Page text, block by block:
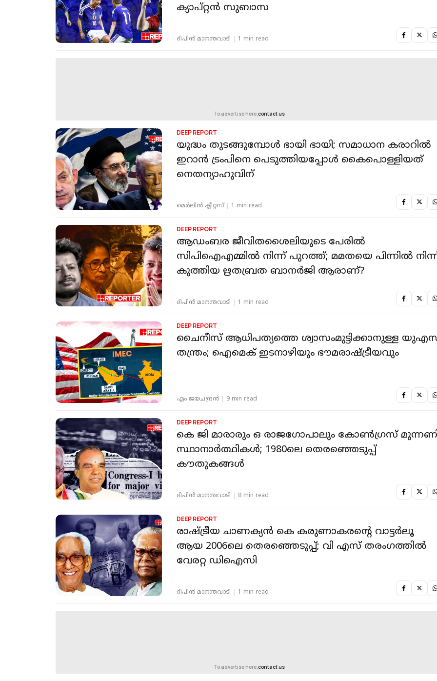
ക്യാപ്റ്റൻ സുബാസ
ദിപിന്‍ മാനന്തവാടി 1 min read
To advertise here,contact us
DEEP REPORT
യുദ്ധം തുടങ്ങുമ്പോൾ ഭായി ഭായി; സമാധാന കരാറിൽ
ഇറാൻ ട്രംപിനെ പെടുത്തിയപ്പോൾ കൈപൊള്ളിയത്
നെതന്യാഹുവിന്
മെർലിൻ ക്ലീറ്റസ് 1 min read
DEEP REPORT
ആഡംബര ജീവിതശൈലിയുടെ പേരിൽ
സിപിഐഎമ്മിൽ നിന്ന് പുറത്ത്; മമതയെ പിന്നിൽ
കുത്തിയ ഋതബ്രത ബാനർജി ആരാണ്?
ദിപിന്‍ മാനന്തവാടി 1 min read
DEEP REPORT
ചൈനീസ് ആധിപത്യത്തെ ശ്വാസംമുട്ടിക്കാനുള്ള യുഎസ്
തന്ത്രം; ഐമെക് ഇടനാഴിയും ഭൗമരാഷ്ട്രീയവും
എം ജയചന്ദ്രന്‍ 9 min read
DEEP REPORT
കെ ജി മാരാരും ഒ രാജ​ഗോപാലും കോൺ​ഗ്രസ്
സ്ഥാനാർത്ഥികൾ; 1980ലെ തെരഞ്ഞെടുപ്പ്
കൗതുകങ്ങൾ
ദിപിന്‍ മാനന്തവാടി 8 min read
DEEP REPORT
രാഷ്ട്രീയ ചാണക്യൻ കെ കരുണാകരൻ്റെ വാട്ട‍ർലൂ
ആയ 2006ലെ തെരഞ്ഞെടുപ്പ്; വി എസ് തരം​ഗത്തിൽ
വേരറ്റ ഡിഐസി
ദിപിന്‍ മാനന്തവാടി 1 min read
To advertise here,contact us